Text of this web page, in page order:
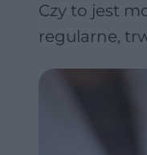
Czy to jest
regularne,